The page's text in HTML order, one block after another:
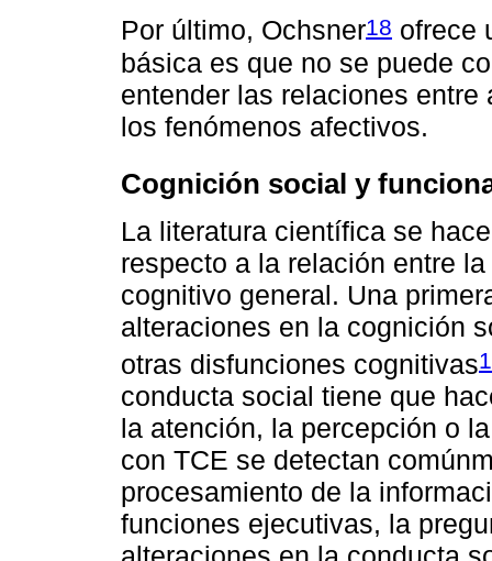
Por último, Ochsner18 ofrece
básica es que no se puede
entender las relaciones
los fenómenos afectivos.
Cognición social y
La literatura científica se
respecto a la relación entre
cognitivo general. Una
alteraciones en la cognición
otras disfunciones cognitivas
conducta social tiene que
la atención, la percepción o
con TCE se detectan
procesamiento de la
funciones ejecutivas, la